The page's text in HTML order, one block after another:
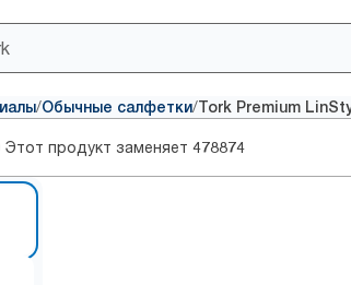
/Обычные салфетки/Tork Premium
Этот продукт заменяет 478874